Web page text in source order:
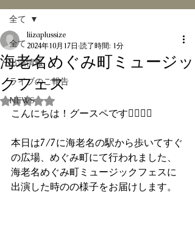
全て
出演情報
ライブのご報告
NEWS
全て
海老名めぐみ町ミュージッ
クフェス
liizaplussize
2024年10月17日 読了時間: 1分
5つ星のうちNaNと評価されています。
こんにちは！グースペです💁🏻‍♀️✨
本日は7/7に海老名の駅から歩いてすぐ
の広場、めぐみ町にて行われました、
海老名めぐみ町ミュージックフェスに
出演した時のの様子をお届けします。